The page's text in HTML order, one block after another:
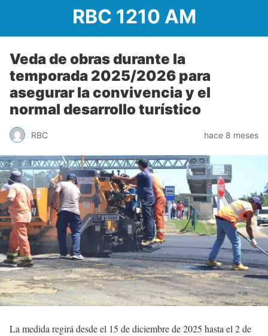
RBC 1210 AM
Veda de obras durante la
temporada 2025/2026 para
asegurar la convivencia y el
normal desarrollo turístico
RBC hace 8 meses
La medida regirá desde el 15 de diciembre de 2025 hasta el 2 de